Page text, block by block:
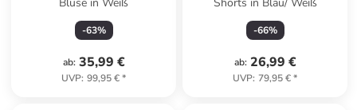
-63%
ab: 35,99 €
UVP: 99,95 €*
-66%
ab: 26,99 €
UVP: 79,95 €*